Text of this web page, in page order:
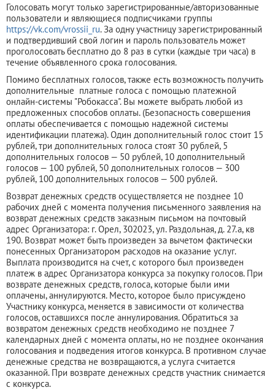
Голосовать могут только зарегистрированные/авторизованные
пользователи и являющиеся подписчиками группы
https://vk.com/vrossii_ru. За одну участницу зарегистрированный
и подтвердивший свой логин и пароль пользователь может
проголосовать бесплатно до 8 раз в сутки (каждые три часа) в
течение объявленного срока голосования.
Помимо бесплатных голосов, также есть возможность получить
дополнительные платные голоса с помощью платежной
онлайн-системы "Робокасса". Вы можете выбрать любой из
предложенных способов оплаты. (Безопасность совершения
оплаты обеспечивается с помощью надежной системы
идентификации платежа). Один дополнительный голос стоит 15
рублей, три дополнительных голоса стоят 30 рублей, 5
дополнительных голосов — 50 рублей, 10 дополнительный
голосов — 100 рублей, 50 дополнительных голосов — 300
рублей, 100 дополнительных голосов — 500 рублей.
Возврат денежных средств осуществляется не позднее 10
рабочих дней с момента получения письменного заявления на
возврат денежных средств заказным письмом на почтовый
адрес Организатора: г. Орел, 302023, ул. Раздольная, д. 27.а, кв
190. Возврат может быть произведен за вычетом фактически
понесенных Организатором расходов на оказание услуг.
Выплата производится на счет, с которого был произведен
платеж в адрес Организатора конкурса за покупку голосов. При
возврате денежных средств, голоса, которые были ими
оплачены, аннулируются. Место, которое было присуждено
Участнику конкурса, меняется в зависимости от количества
голосов, оставшихся после аннулирования. Обратиться за
возвратом денежных средств необходимо не позднее 7
календарных дней с момента оплаты, но не позднее окончания
голосования и подведения итогов конкурса. В противном случае
денежные средства не возвращаются, а услуга считается
оказанной. При возврате денежных средств участник снимается
с конкурса.